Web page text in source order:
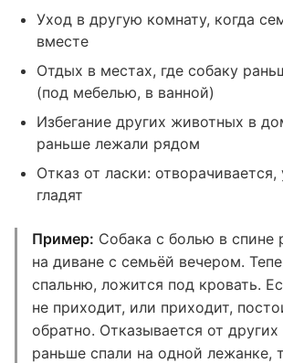
Уход в другую комнату, когда
вместе
Отдых в местах, где собаку
(под мебелью, в ванной)
Избегание других животных в
раньше лежали рядом
Отказ от ласки: отворачивается,
гладят
Пример: Собака с болью в спине
на диване с семьёй вечером.
спальню, ложится под кровать.
не приходит, или приходит,
обратно. Отказывается от
раньше спали на одной лежанке,